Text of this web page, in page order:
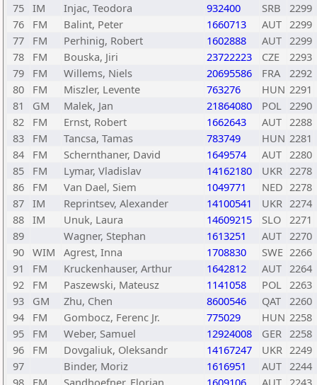
75 IM Injac, Teodora 932400 SRB
2299
76
FM Balint, Peter 1660713 AUT 2299
77
FM Perhinig, Robert 1602888 AUT 2299
78
FM Bouska, Jiri 23722223 CZE
2293
79
FM Willems, Niels 20695586 FRA
2292
80
FM Miszler, Levente 763276 HUN 2291
81
GM Malek, Jan 21864080 POL 2290
82
FM Ernst, Robert 1662643 AUT 2288
83
FM Tancsa, Tamas 783749 HUN 2281
84
FM Schernthaner, David 1649574 AUT 2280
85
FM Lymar, Vladislav 14162180 UKR 2278
86
FM Van Dael, Siem 1049771 NED 2278
87 IM Reprintsev, Alexander 14100541 UKR 2274
88 IM Unuk, Laura 14609215 SLO 2271
89
Wagner, Stephan 1613251 AUT 2270
90 WIM Agrest, Inna 1708830 SWE 2266
91
FM Kruckenhauser, Arthur 1642812 AUT 2264
92
FM Paszewski, Mateusz 1141058 POL 2263
93
GM Zhu, Chen 8600546 QAT 2260
94
FM Gombocz, Ferenc Jr. 775029 HUN 2258
95
FM Weber, Samuel 12924008 GER 2258
96
FM Dovgaliuk, Oleksandr 14167247 UKR 2249
97
Binder, Moriz 1616951 AUT 2244
98
FM Sandhoefner, Florian 1609106 AUT 2243